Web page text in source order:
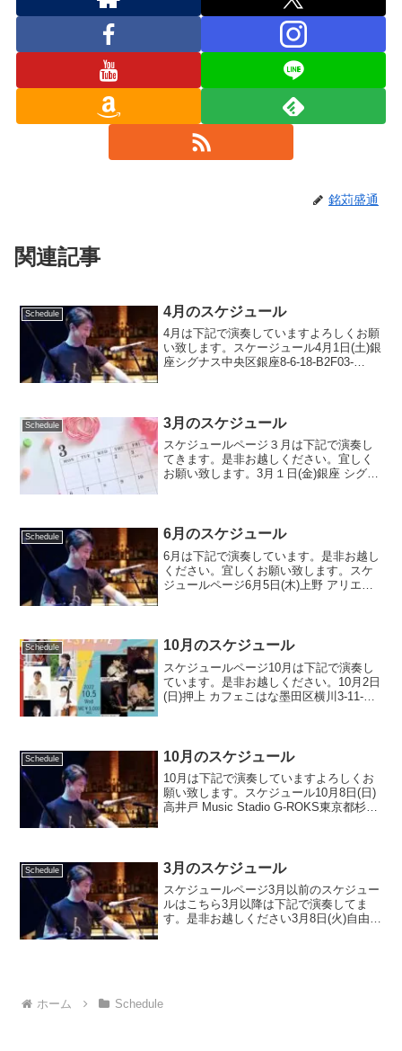
銘苅盛通
関連記事
Schedule 4月のスケジュール
4月は下記で演奏していますよろしくお願
い致します。スケージュール4月1日(土)銀
座シグナス中央区銀座8-6-18-B2F03-
Schedule 3月のスケジュール
スケジュールページ３月は下記で演奏し
てきます。是非お越しください。宜しく
お願い致します。3月１日(金)銀座 シグナ
Schedule 6月のスケジュール
6月は下記で演奏しています。是非お越し
ください。宜しくお願い致します。スケ
ジュールページ6月5日(木)上野 アリエス
Schedule 10月のスケジュール
スケジュールページ10月は下記で演奏し
ています。是非お越しください。10月2日
(日)押上 カフェこはな墨田区横川3-11-
Schedule 10月のスケジュール
10月は下記で演奏していますよろしくお
願い致します。スケジュール10月8日(日)
高井戸 Music Stadio G-ROKS東京都杉並
Schedule 3月のスケジュール
スケジュールページ3月以前のスケジュー
ルはこちら3月以降は下記で演奏してま
す。是非お越しください3月8日(火)自由が
ホーム Schedule